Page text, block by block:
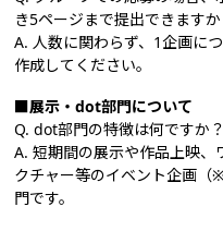
き5ページまで提出できますか
A. 人数に関わらず、1企画に
作成してください。
■展示・dot部門について
Q. dot部門の特徴は何ですか？
A. 短期間の展示や作品上映
クチャー等のイベント企画（
門です。